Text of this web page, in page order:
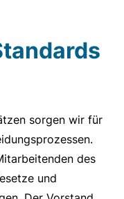
sorgen wir für
des
und